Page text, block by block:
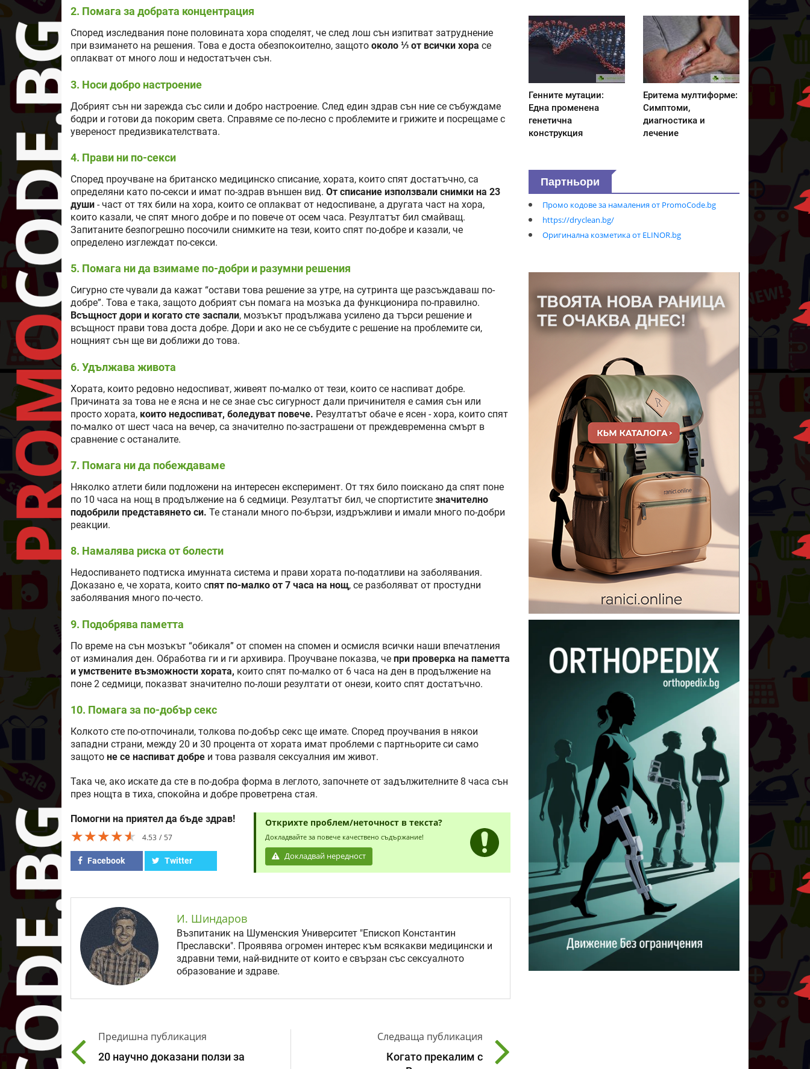
2. Помага за добрата концентрация
Според изследвания поне половината хора споделят, че след лош сън изпитват затруднение
при взимането на решения. Това е доста обезпокоително, защото около ⅓ от всички хора се
оплакват от много лош и недостатъчен сън.
3. Носи добро настроение
Добрият сън ни зарежда със сили и добро настроение. След един здрав сън ние се събуждаме
бодри и готови да покорим света. Справяме се по-лесно с проблемите и грижите и посрещаме с
увереност предизвикателствата.
4. Прави ни по-секси
Според проучване на британско медицинско списание, хората, които спят достатъчно, са
определяни като по-секси и имат по-здрав външен вид. От списание използвали снимки на 23
души - част от тях били на хора, които се оплакват от недоспиване, а другата част на хора,
които казали, че спят много добре и по повече от осем часа. Резултатът бил смайващ.
Запитаните безпогрешно посочили снимките на тези, които спят по-добре и казали, че
определено изглеждат по-секси.
5. Помага ни да взимаме по-добри и разумни решения
Сигурно сте чували да кажат “остави това решение за утре, на сутринта ще разсъждаваш по-
добре”. Това е така, защото добрият сън помага на мозъка да функционира по-правилно.
Всъщност дори и когато сте заспали, мозъкът продължава усилено да търси решение и
всъщност прави това доста добре. Дори и ако не се събудите с решение на проблемите си,
нощният сън ще ви доближи до това.
6. Удължава живота
Хората, които редовно недоспиват, живеят по-малко от тези, които се наспиват добре.
Причината за това не е ясна и не се знае със сигурност дали причинителя е самия сън или
просто хората, които недоспиват, боледуват повече. Резултатът обаче е ясен - хора, които спят
по-малко от шест часа на вечер, са значително по-застрашени от преждевременна смърт в
сравнение с останалите.
7. Помага ни да побеждаваме
Няколко атлети били подложени на интересен експеримент. От тях било поискано да спят поне
по 10 часа на нощ в продължение на 6 седмици. Резултатът бил, че спортистите значително
подобрили представянето си. Те станали много по-бързи, издръжливи и имали много по-добри
реакции.
8. Намалява риска от болести
Недоспиването подтиска имунната система и прави хората по-податливи на заболявания.
Доказано е, че хората, които спят по-малко от 7 часа на нощ, се разболяват от простудни
заболявания много по-често.
9. Подобрява паметта
По време на сън мозъкът “обикаля” от спомен на спомен и осмисля всички наши впечатления
от изминалия ден. Обработва ги и ги архивира. Проучване показва, че при проверка на паметта
и умствените възможности хората, които спят по-малко от 6 часа на ден в продължение на
поне 2 седмици, показват значително по-лоши резултати от онези, които спят достатъчно.
10. Помага за по-добър секс
Колкото сте по-отпочинали, толкова по-добър секс ще имате. Според проучвания в някои
западни страни, между 20 и 30 процента от хората имат проблеми с партньорите си само
защото не се наспиват добре и това разваля сексуалния им живот.
Така че, ако искате да сте в по-добра форма в леглото, започнете от задължителните 8 часа сън
през нощта в тиха, спокойна и добре проветрена стая.
Помогни на приятел да бъде здрав!
★★★★★
★★★★★
★★★★★ 4.53 57
Facebook Twitter
Открихте проблем/неточност в текста?
Докладвайте за повече качествено съдържание!
Докладвай нередност
И. Шиндаров
Възпитаник на Шуменския Университет "Епископ Константин
Преславски". Проявява огромен интерес към всякакви медицински и
здравни теми, най-видните от които е свързан със сексуалното
образование и здраве.
Предишна публикация
20 научно доказани ползи за
Следваща публикация
Когато прекалим с
Генните мутации:
Една променена
генетична
конструкция
Еритема мултиформе:
Симптоми,
диагностика и
лечение
Партньори
Промо кодове за намаления от PromoCode.bg
https://dryclean.bg/
Оригинална козметика от ELINOR.bg